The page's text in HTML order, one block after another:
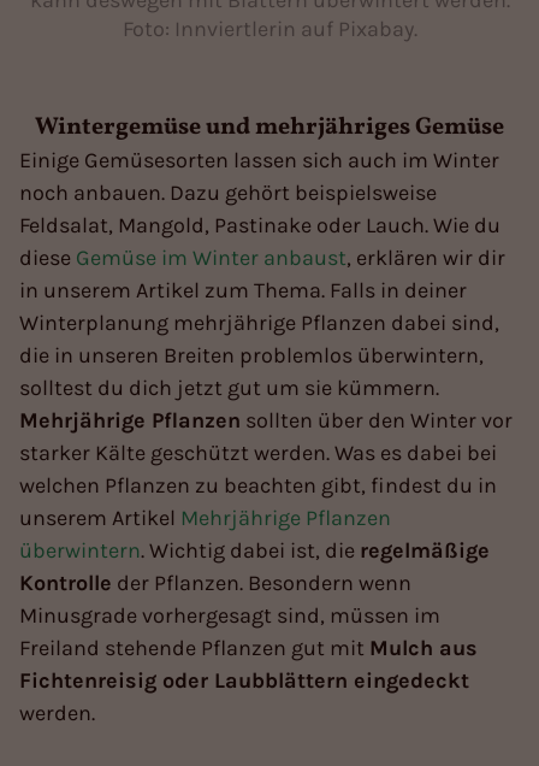
Foto: Innviertlerin auf Pixabay.
Wintergemüse und mehrjähriges Gemüse
Einige Gemüsesorten lassen sich auch im Winter
noch anbauen. Dazu gehört beispielsweise
Feldsalat, Mangold, Pastinake oder Lauch. Wie du
diese Gemüse im Winter anbaust, erklären wir dir
in unserem Artikel zum Thema. Falls in deiner
Winterplanung mehrjährige Pflanzen dabei sind,
die in unseren Breiten problemlos überwintern,
solltest du dich jetzt gut um sie kümmern.
Mehrjährige Pflanzen sollten über den Winter vor
starker Kälte geschützt werden. Was es dabei bei
welchen Pflanzen zu beachten gibt, findest du in
unserem Artikel Mehrjährige Pflanzen
überwintern. Wichtig dabei ist, die regelmäßige
Kontrolle der Pflanzen. Besondern wenn
Minusgrade vorhergesagt sind, müssen im
Freiland stehende Pflanzen gut mit Mulch aus
Fichtenreisig oder Laubblättern eingedeckt
werden.